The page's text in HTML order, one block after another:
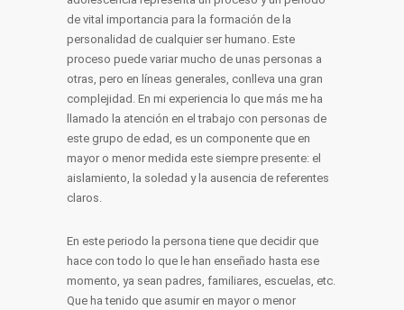
de vital importancia para la formación de la
personalidad de cualquier ser humano. Este
proceso puede variar mucho de unas personas a
otras, pero en líneas generales, conlleva una gran
complejidad. En mi experiencia lo que más me ha
llamado la atención en el trabajo con personas de
este grupo de edad, es un componente que en
mayor o menor medida este siempre presente: el
aislamiento, la soledad y la ausencia de referentes
claros.
En este periodo la persona tiene que decidir que
hace con todo lo que le han enseñado hasta ese
momento, ya sean padres, familiares, escuelas, etc.
Que ha tenido que asumir en mayor o menor